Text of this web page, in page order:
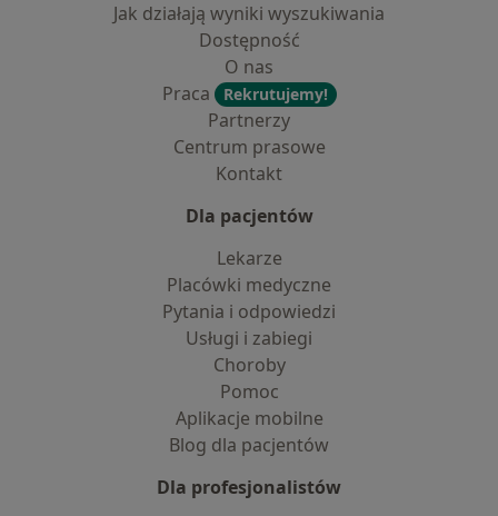
Jak działają wyniki wyszukiwania
Dostępność
O nas
Praca
Rekrutujemy!
Partnerzy
Centrum prasowe
Kontakt
Dla pacjentów
Lekarze
Placówki medyczne
Pytania i odpowiedzi
Usługi i zabiegi
Choroby
Pomoc
Aplikacje mobilne
Blog dla pacjentów
Dla profesjonalistów